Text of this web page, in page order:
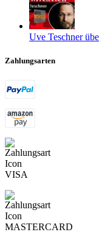
Uve Teschner
Zahlungsarten